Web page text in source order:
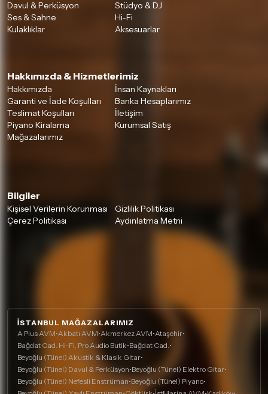
Davul & Perküsyon
Stüdyo & DJ
Ses & Sahne
Hi-Fi
Kulaklıklar
Aksesuarlar
Hakkımızda & Hizmetlerimiz
Hakkımızda
İnsan Kaynakları
Garanti ve İade Koşulları
Banka Hesaplarımız
Teslimat Koşulları
İletişim
Piyano Kiralama
Kurumsal Satış
Mağazalarımız
Bilgiler
Kişisel Verilerin Korunması
Gizlilik Politikası
Çerez Politikası
Aydınlatma Metni
İSTANBUL MAĞAZALARIMIZ
A Plus AVM•Akbatı AVM•Akmerkez AVM•Ataşehir•
Bağdat Cad. Hi-Fi, Pro Audio Butik•Bağdat Cad.•
Beyoğlu (Tünel) Akustik & Klasik Gitar•
Beyoğlu (Tünel) Davul & Perküsyon•Beyoğlu (Tünel) Elektro Gitar•
Beyoğlu (Tünel) Nefesli Enstrüman•Beyoğlu (Tünel) Piyano•